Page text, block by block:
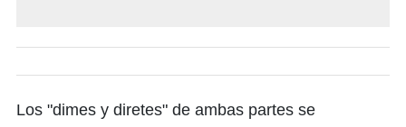
Los "dimes y diretes" de ambas partes se